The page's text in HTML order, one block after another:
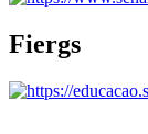
Fiergs